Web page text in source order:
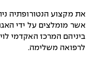
את מקצוע הנטורופתיה
אשר מומלצים על ידי
ביניהם המרכז האקדמי
לרפואה משלימה.